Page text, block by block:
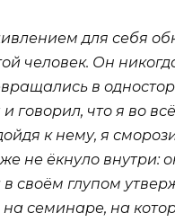
для себя
человек. Он
в
говорил, что я во
к нему, я
не ёкнуло внутри:
в своём глупом
на семинаре, на